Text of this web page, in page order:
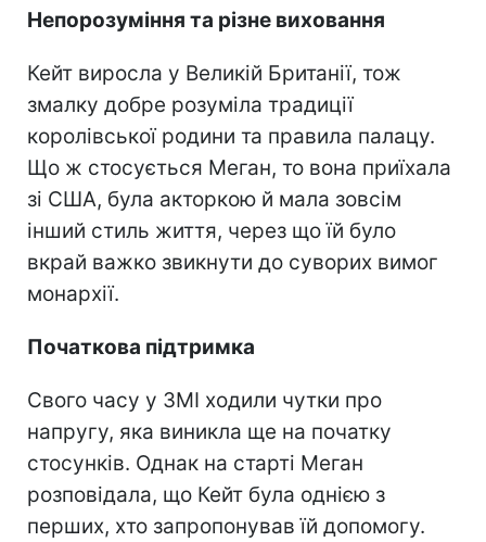
Непорозуміння та різне виховання
Кейт виросла у Великій Британії, тож
змалку добре розуміла традиції
королівської родини та правила палацу.
Що ж стосується Меган, то вона приїхала
зі США, була акторкою й мала зовсім
інший стиль життя, через що їй було
вкрай важко звикнути до суворих вимог
монархії.
Початкова підтримка
Свого часу у ЗМІ ходили чутки про
напругу, яка виникла ще на початку
стосунків. Однак на старті Меган
розповідала, що Кейт була однією з
перших, хто запропонував їй допомогу.